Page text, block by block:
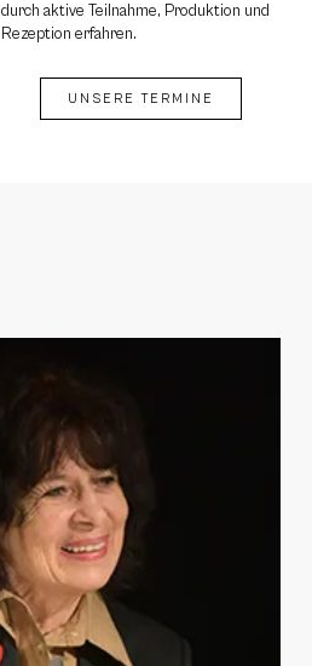
durch aktive Teilnahme, Produktion und
Rezeption erfahren.
UNSERE TERMINE